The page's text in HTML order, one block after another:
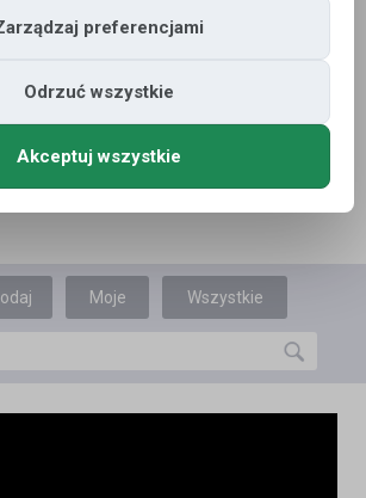
Moje Wszystkie
preferencjami
Odrzuć wszystkie
Akceptuj wszystkie